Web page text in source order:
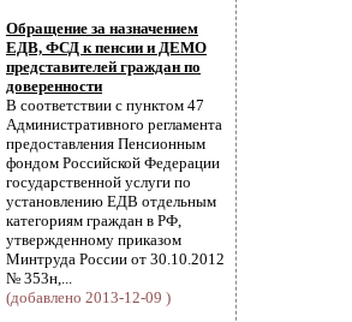
Обращение за назначением
ЕДВ, ФСД к пенсии и ДЕМО
представителей граждан по
доверенности
В соответствии с пунктом 47
Административного регламента
предоставления Пенсионным
фондом Российской Федерации
государственной услуги по
установлению ЕДВ отдельным
категориям граждан в РФ,
утвержденному приказом
Минтруда России от 30.10.2012
№ 353н,...
(добавлено 2013-12-09 )